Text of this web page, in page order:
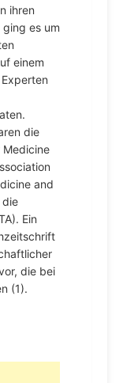
ihren
es um
einem
die
Medicine
and
die
Ein
die bei
(1).